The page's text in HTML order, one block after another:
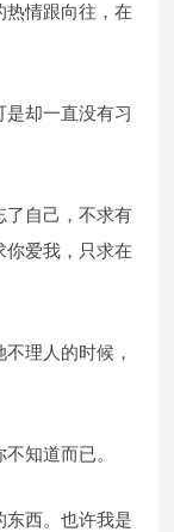
热情跟向往，在
却一直没有习
了自己，不求有
你爱我，只求在
理人的时候，
知道而已。
东西。也许我是